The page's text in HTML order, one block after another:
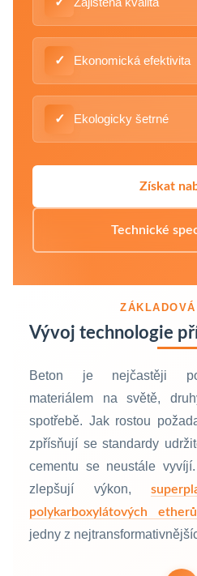
✓ Ekonomická efektivita
✓ Ekologicky šetrné
Získat
Technické
Vývoj technologie
Beton je nejčastěji
materiálem na světě,
spotřebě. Jak rostou
zpřísňují se standardy
cementu se neustále
zlepšují výkon,
polykarboxylátových
jedny z